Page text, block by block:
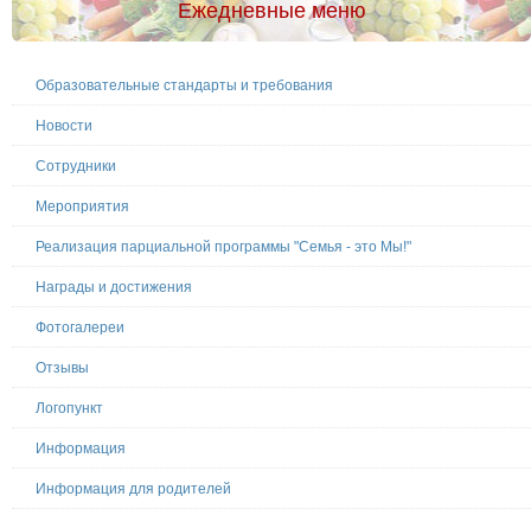
Ежедневные меню
Образовательные стандарты и требования
Новости
Сотрудники
Мероприятия
Реализация парциальной программы "Семья - это Мы!"
Награды и достижения
Фотогалереи
Отзывы
Логопункт
Информация
Информация для родителей